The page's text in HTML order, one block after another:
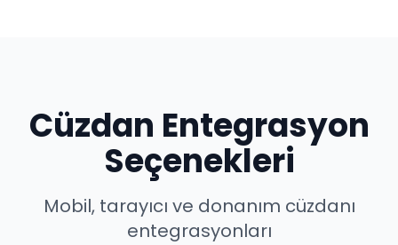
Cüzdan Entegrasyon
Seçenekleri
Mobil, tarayıcı ve donanım cüzdanı
entegrasyonları